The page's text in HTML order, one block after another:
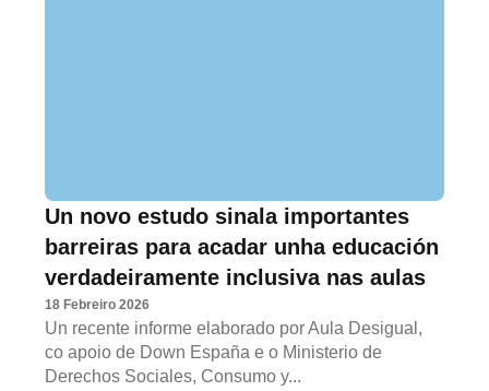
Un novo estudo sinala importantes
barreiras para acadar unha educación
verdadeiramente inclusiva nas aulas
18 Febreiro 2026
Un recente informe elaborado por Aula Desigual,
co apoio de Down España e o Ministerio de
Derechos Sociales, Consumo y...